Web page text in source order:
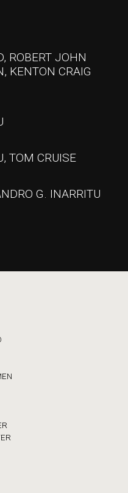
ROBERT JOHN
KENTON CRAIG
TOM CRUISE
G. INARRITU